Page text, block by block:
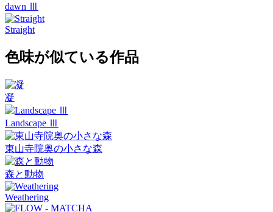
dawn Ⅲ
Straight
色味が似ている作品
凝
Landscape Ⅲ
東山寺院奥の小さな森
森と動物
Weathering